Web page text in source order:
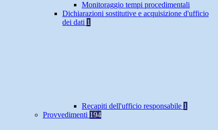
Monitoraggio tempi procedimentali
Dichiarazioni sostitutive e acquisizione d'ufficio
dei dati 1
Recapiti dell'ufficio responsabile 1
Provvedimenti 194